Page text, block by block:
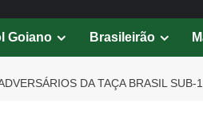
Goiano Brasileirão
DA TAÇA BRASIL SUB-